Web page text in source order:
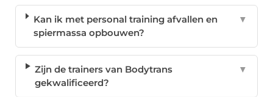
Kan ik met personal training afvallen en
spiermassa opbouwen?
▼
Zijn de trainers van Bodytrans
gekwalificeerd?
▼